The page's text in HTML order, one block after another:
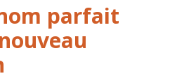
parfait